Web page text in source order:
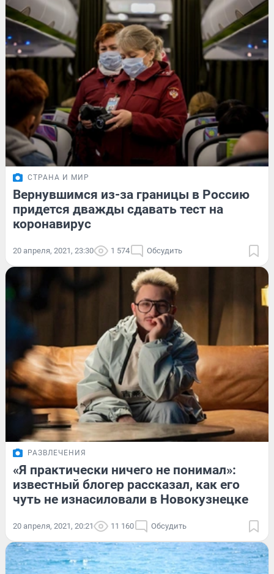
СТРАНА И МИР
Вернувшимся из-за границы в Россию
придется дважды сдавать тест на
коронавирус
20 апреля, 2021, 23:30 1 574 Обсудить
РАЗВЛЕЧЕНИЯ
«Я практически ничего не понимал»:
известный блогер рассказал, как его
чуть не изнасиловали в Новокузнецке
20 апреля, 2021, 20:21 11 160 Обсудить